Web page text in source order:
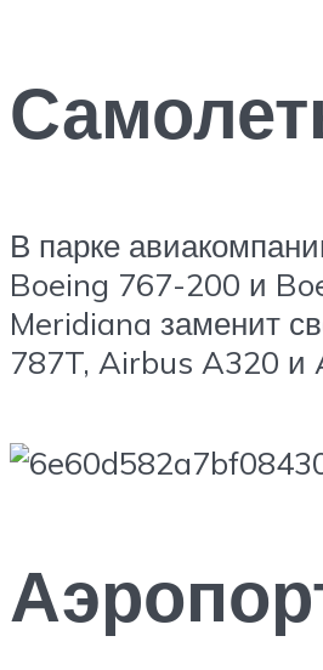
В парке
Boeing 767-200 и
Meridiana заменит
787T, Airbus A320 и